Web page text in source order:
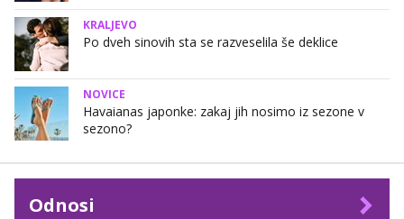
KRALJEVO
Po dveh sinovih sta se razveselila še deklice
NOVICE
Havaianas japonke: zakaj jih nosimo iz sezone v
sezono?
Odnosi